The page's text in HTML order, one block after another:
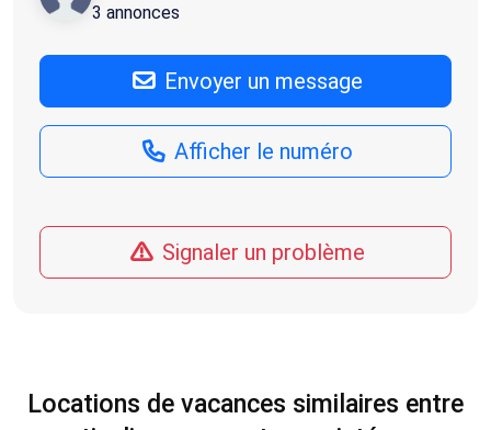
3 annonces
Envoyer un message
Afficher le numéro
Signaler un problème
Locations de vacances similaires entre